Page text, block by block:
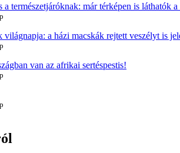
a természetjáróknak: már térképen is láthatók
világnapja: a házi macskák rejtett veszélyt is
van az afrikai sertéspestis!